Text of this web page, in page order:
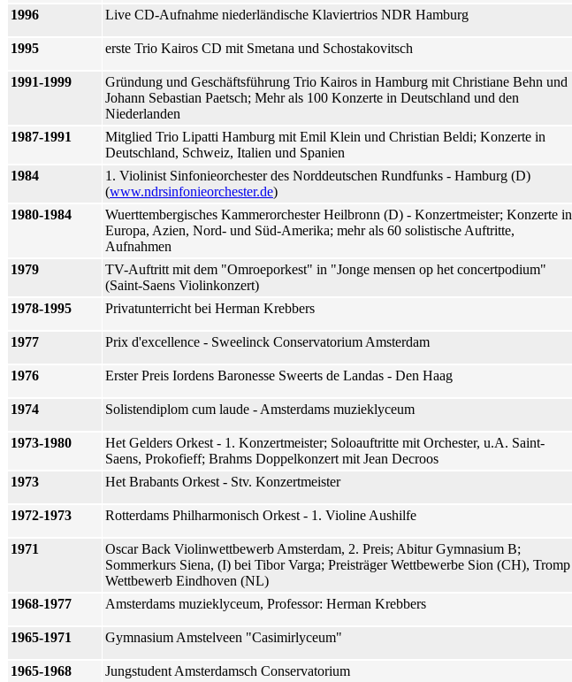
1996
Live CD-Aufnahme niederländische Klaviertrios NDR Hamburg
1995 erste Trio Kairos CD mit Smetana und Schostakovitsch
1991-1999
Gründung und Geschäftsführung Trio Kairos in Hamburg mit Christiane Behn und
Johann Sebastian Paetsch; Mehr als 100 Konzerte in Deutschland und den
Niederlanden
1987-1991
Mitglied Trio Lipatti Hamburg mit Emil Klein und Christian Beldi; Konzerte in
Deutschland, Schweiz, Italien und Spanien
1984
1. Violinist Sinfonieorchester des Norddeutschen Rundfunks - Hamburg (D)
(www.ndrsinfonieorchester.de)
1980-1984
Wuerttembergisches Kammerorchester Heilbronn (D) - Konzertmeister; Konzerte in
Europa, Azien, Nord- und Süd-Amerika; mehr als 60 solistische Auftritte,
Aufnahmen
1979
TV-Auftritt mit dem "Omroeporkest" in "Jonge mensen op het concertpodium"
(Saint-Saens Violinkonzert)
1978-1995
Privatunterricht bei Herman Krebbers
1977 Prix d'excellence - Sweelinck Conservatorium Amsterdam
1976 Erster Preis Iordens Baronesse Sweerts de Landas - Den Haag
1974 Solistendiplom cum laude - Amsterdams muzieklyceum
1973-1980
Het Gelders Orkest - 1. Konzertmeister; Soloauftritte mit Orchester, u.A. Saint-
Saens, Prokofieff; Brahms Doppelkonzert mit Jean Decroos
1973
Het Brabants Orkest - Stv. Konzertmeister
1972-1973 Rotterdams Philharmonisch Orkest - 1. Violine Aushilfe
1971
Oscar Back Violinwettbewerb Amsterdam, 2. Preis; Abitur Gymnasium B;
Sommerkurs Siena, (I) bei Tibor Varga; Preisträger Wettbewerbe Sion (CH), Tromp
Wettbewerb Eindhoven (NL)
1968-1977
Amsterdams muzieklyceum, Professor: Herman Krebbers
1965-1971 Gymnasium Amstelveen "Casimirlyceum"
1965-1968 Jungstudent Amsterdamsch Conservatorium